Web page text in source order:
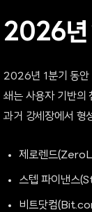
2026년
2026년 1분기 동안
쇄는 사용자 기반의
과거 강세장에서 형
제로렌드
스텝 파이낸스
비트닷컴